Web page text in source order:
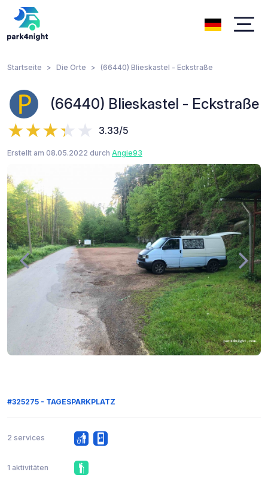
Startseite Die Orte (66440) Blieskastel - Eckstraße
(66440) Blieskastel - Eckstraße
3.33/5
Erstellt am 08.05.2022 durch Angie93
#325275 - TAGESPARKPLATZ
2 services
1 aktivitäten